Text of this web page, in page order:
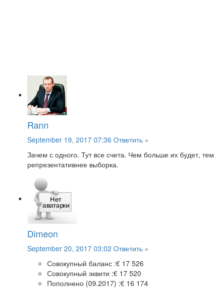
Rann
September 19, 2017 07:36 Ответить »
Зачем с одного. Тут все счета. Чем больше их будет, тем
репрезентативнее выборка.
Dimeon
September 20, 2017 03:02 Ответить »
Совокупный баланс :€ 17 526
Совокупный эквити :€ 17 520
Пополнено (09.2017) :€ 16 174